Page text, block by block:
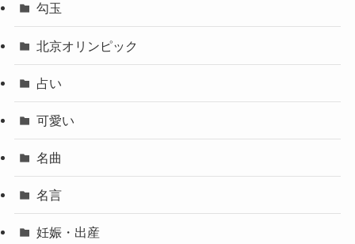
勾玉
北京オリンピック
占い
可愛い
名曲
名言
妊娠・出産